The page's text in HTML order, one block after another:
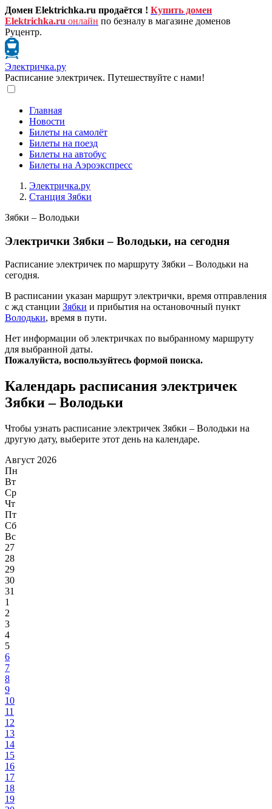
Домен Elektrichka.ru продаётся ! Купить домен
Elektrichka.ru онлайн по безналу в магазине доменов
Руцентр.
Электричка.ру
Расписание электричек. Путешествуйте с нами!
Главная
Новости
Билеты на самолёт
Билеты на поезд
Билеты на автобус
Билеты на Аэроэкспресс
Электричка.ру
Станция Зябки
Зябки – Володьки
Электрички Зябки – Володьки, на сегодня
Расписание электричек по маршруту Зябки – Володьки на
сегодня.
В расписании указан маршрут электрички, время отправления
с жд станции Зябки и прибытия на остановочный пункт
Володьки, время в пути.
Нет информации об электричках по выбранному маршруту
для выбранной даты.
Пожалуйста, воспользуйтесь формой поиска.
Календарь расписания электричек
Зябки – Володьки
Чтобы узнать расписание электричек Зябки – Володьки на
другую дату, выберите этот день на календаре.
Август 2026
Пн
Вт
Ср
Чт
Пт
Сб
Вс
27
28
29
30
31
1
2
3
4
5
6
7
8
9
10
11
12
13
14
15
16
17
18
19